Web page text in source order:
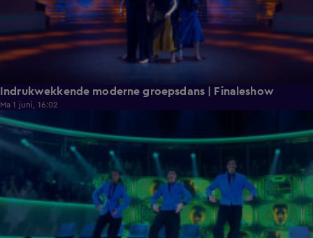
Indrukwekkende moderne groepsdans | Finaleshow
Ma 1 juni, 16:02
1:36